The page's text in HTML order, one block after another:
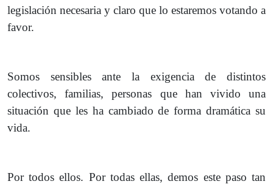
legislación necesaria y claro que lo estaremos votando a
favor.
Somos sensibles ante la exigencia de distintos
colectivos, familias, personas que han vivido una
situación que les ha cambiado de forma dramática su
vida.
Por todos ellos. Por todas ellas, demos este paso tan